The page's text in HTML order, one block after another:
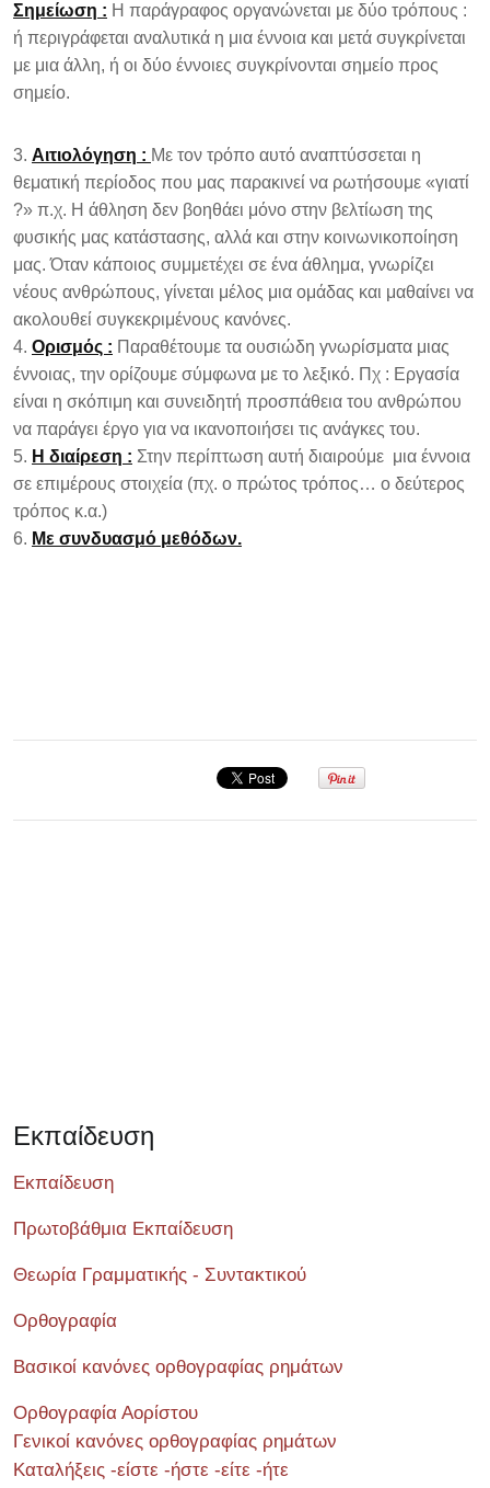
Σημείωση : Η παράγραφος οργανώνεται με δύο τρόπους :
ή περιγράφεται αναλυτικά η μια έννοια και μετά συγκρίνεται
με μια άλλη, ή οι δύο έννοιες συγκρίνονται σημείο προς
σημείο.
Αιτιολόγηση : Με τον τρόπο αυτό αναπτύσσεται η
θεματική περίοδος που μας παρακινεί να ρωτήσουμε «γιατί
?» π.χ. Η άθληση δεν βοηθάει μόνο στην βελτίωση της
φυσικής μας κατάστασης, αλλά και στην κοινωνικοποίηση
μας. Όταν κάποιος συμμετέχει σε ένα άθλημα, γνωρίζει
νέους ανθρώπους, γίνεται μέλος μια ομάδας και μαθαίνει να
ακολουθεί συγκεκριμένους κανόνες.
Ορισμός : Παραθέτουμε τα ουσιώδη γνωρίσματα μιας
έννοιας, την ορίζουμε σύμφωνα με το λεξικό. Πχ : Εργασία
είναι η σκόπιμη και συνειδητή προσπάθεια του ανθρώπου
να παράγει έργο για να ικανοποιήσει τις ανάγκες του.
Η διαίρεση : Στην περίπτωση αυτή διαιρούμε μια έννοια
σε επιμέρους στοιχεία (πχ. ο πρώτος τρόπος… ο δεύτερος
τρόπος κ.α.)
Με συνδυασμό μεθόδων.
Εκπαίδευση
Εκπαίδευση
Πρωτοβάθμια Εκπαίδευση
Θεωρία Γραμματικής - Συντακτικού
Ορθογραφία
Βασικοί κανόνες ορθογραφίας ρημάτων
Ορθογραφία Αορίστου
Γενικοί κανόνες ορθογραφίας ρημάτων
Καταλήξεις -είστε -ήστε -είτε -ήτε